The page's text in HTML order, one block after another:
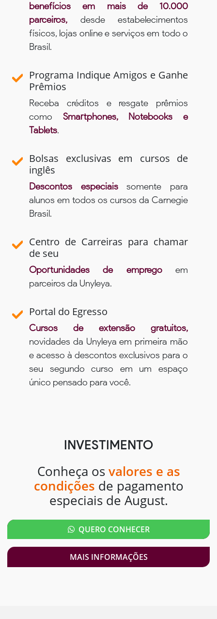
benefícios em mais de 10.000
parceiros, desde estabelecimentos
físicos, lojas online e serviços em todo o
Brasil.
Programa Indique Amigos e Ganhe
Prêmios
Receba créditos e resgate prêmios
como Smartphones, Notebooks e
Tablets.
Bolsas exclusivas em cursos de
inglês
Descontos especiaissomente para
alunos em todos os cursos da Carnegie
Brasil.
Centro de Carreiras para chamar
de seu
Oportunidades de empregoem
parceiros da Unyleya.
Portal do Egresso
Cursos de extensão gratuitos,
novidades da Unyleya em primeira mão
e acesso à descontos exclusivos para o
seu segundo curso em um espaço
único pensado para você.
INVESTIMENTO
Conheça os valores e as
condições de pagamento
especiais de August.
QUERO CONHECER
MAIS INFORMAÇÕES